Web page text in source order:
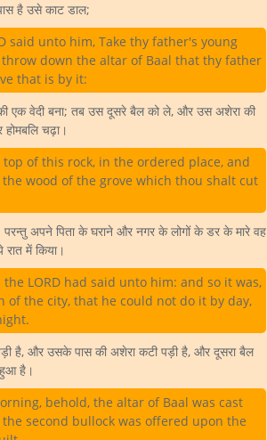
है उसे काट डाल;
said unto him, Take thy father's young
down the altar of Baal that thy father
that is by it:
एक वेदी बना; तब उस दूसरे बैल को ले, और उस अशेरा की
चढ़ा।
of this rock, in the ordered place, and
wood of the grove which thou shalt cut
अपने पिता के घराने और नगर के लोगों के डर के मारे वह
में किया।
LORD had said unto him: and so it was,
of the city, that he could not do it by day,
है, और उसके पास की अशेरा कटी पड़ी है, और दूसरा बैल
हुआ है।
behold, the altar of Baal was cast
second bullock was offered upon the